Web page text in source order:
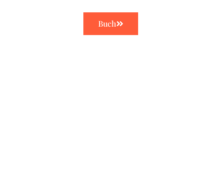
Buch